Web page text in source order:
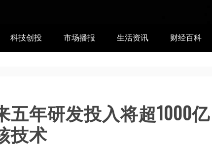
科技创投 市场播报 生活资讯 财经百科
五年研发投入将超1000亿
技术